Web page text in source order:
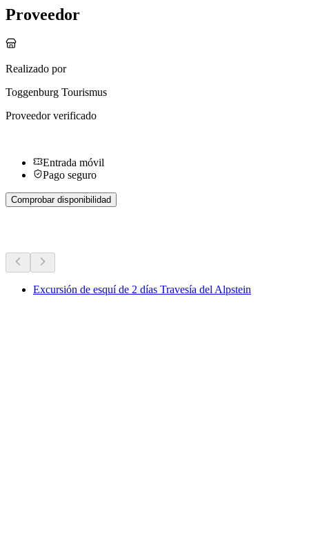
Proveedor
Realizado por
Toggenburg Tourismus
Proveedor verificado
Entrada móvil
Pago seguro
Comprobar disponibilidad
Excursión de esquí de 2 días Travesía del Alpstein